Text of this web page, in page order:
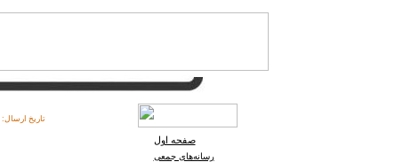
تاریخ ارسال:
صفحه اول
رسانه‌های جمعی